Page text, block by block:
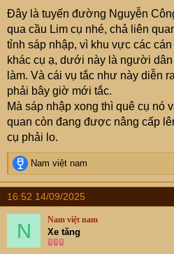
Đây là tuyến đường Nguyễn
qua cầu Lim cụ nhé, chả liên
tỉnh sáp nhập, vì khu vực các
khác cụ ạ, dưới này là người
làm. Và cái vụ tắc như này diễn
phải bây giờ mới tắc.
Mà sáp nhập xong thì quê cụ nó
quan còn đang được nâng cấp
cụ phải lo.
R
e
a
c
t
n
Nam việt nam
16:52 14/09/2025
N Nam việt nam
Xe tăng